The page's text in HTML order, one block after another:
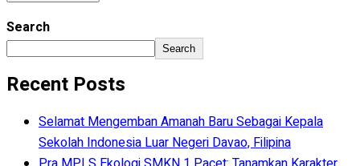
Search
Search
Recent Posts
Selamat Mengemban Amanah Baru Sebagai Kepala
Sekolah Indonesia Luar Negeri Davao, Filipina